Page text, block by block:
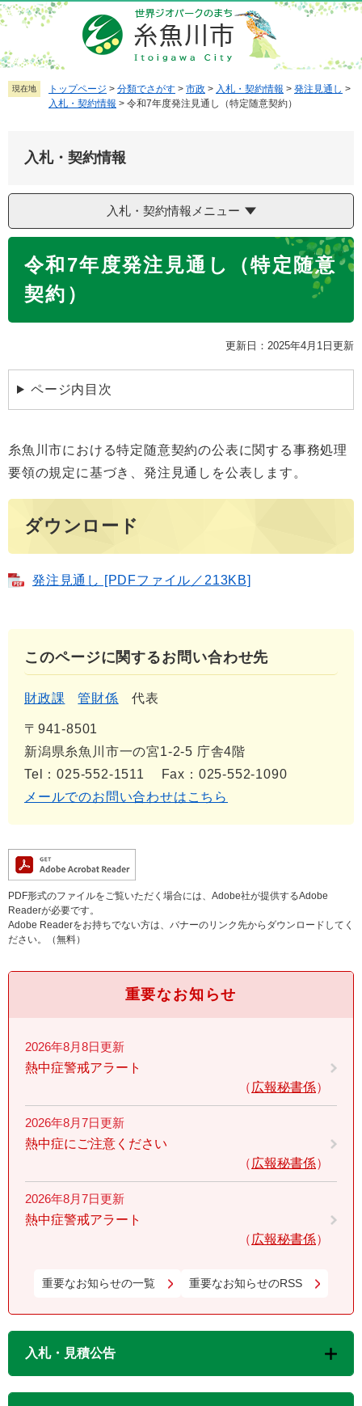
ペ
ー
ジ
の
先
メ
ニ
ュ
ー
を
へ
現在地 トップページ > 分類でさがす > 市政 > 入札・契約情報 > 発注見通し >
入札・契約情報 > 令和7年度発注見通し（特定随意契約）
入札・契約情報
入札・契約情報メニュー
令和7年度発注見通し（特定随意
契約）
更新日：2025年4月1日更新
ページ内目次
糸魚川市における特定随意契約の公表に関する事務処理
要領の規定に基づき、発注見通しを公表します。
ダウンロード
発注見通し [PDFファイル／213KB]
このページに関するお問い合わせ先
財政課 管財係 代表
〒941-8501
新潟県糸魚川市一の宮1-2-5 庁舎4階
Tel：025-552-1511
Fax：025-552-1090
メールでのお問い合わせはこちら
PDF形式のファイルをご覧いただく場合には、Adobe社が提供するAdobe
Readerが必要です。
Adobe Readerをお持ちでない方は、バナーのリンク先からダウンロードしてく
ださい。（無料）
重要なお知らせ
2026年8月8日更新
熱中症警戒アラート
広報秘書係
2026年8月7日更新
熱中症にご注意ください
広報秘書係
2026年8月7日更新
熱中症警戒アラート
広報秘書係
重要なお知らせの一覧 重要なお知らせのRSS
入札・見積公告